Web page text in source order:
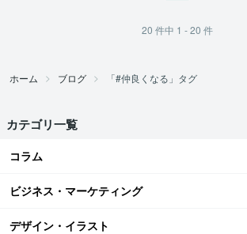
20 件中 1 - 20 件
ホーム ブログ 「#仲良くなる」タグ
カテゴリ一覧
コラム
ビジネス・マーケティング
デザイン・イラスト